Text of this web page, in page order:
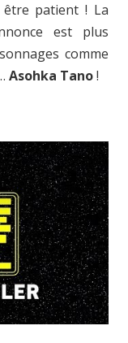
patient ! La
est plus
comme
Asohka Tano!